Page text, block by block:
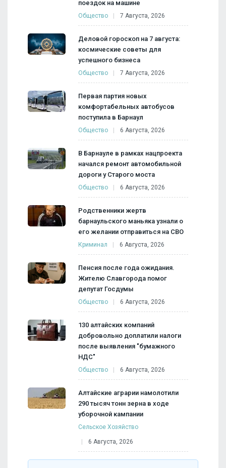
поездок на машине
Общество 7 Августа, 2026
Деловой гороскоп на 7 августа:
космические советы для
успешного бизнеса
Общество 7 Августа, 2026
Первая партия новых
комфортабельных автобусов
поступила в Барнаул
Общество 6 Августа, 2026
В Барнауле в рамках нацпроекта
начался ремонт автомобильной
дороги у Старого моста
Общество 6 Августа, 2026
Родственники жертв
барнаульского маньяка узнали о
его желании отправиться на СВО
Криминал 6 Августа, 2026
Пенсия после года ожидания.
Жителю Славгорода помог
депутат Госдумы
Общество 6 Августа, 2026
130 алтайских компаний
добровольно доплатили налоги
после выявления "бумажного
НДС"
Общество 6 Августа, 2026
Алтайские аграрии намолотили
290 тысяч тонн зерна в ходе
уборочной кампании
Сельское Хозяйство
6 Августа, 2026